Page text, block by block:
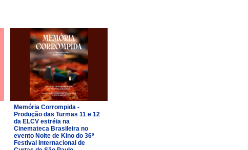
Memória Corrompida -
Produção das Turmas 11 e 12
da ELCV estréia na
Cinemateca Brasileira no
evento Noite de Kino do 36º
Festival Internacional de